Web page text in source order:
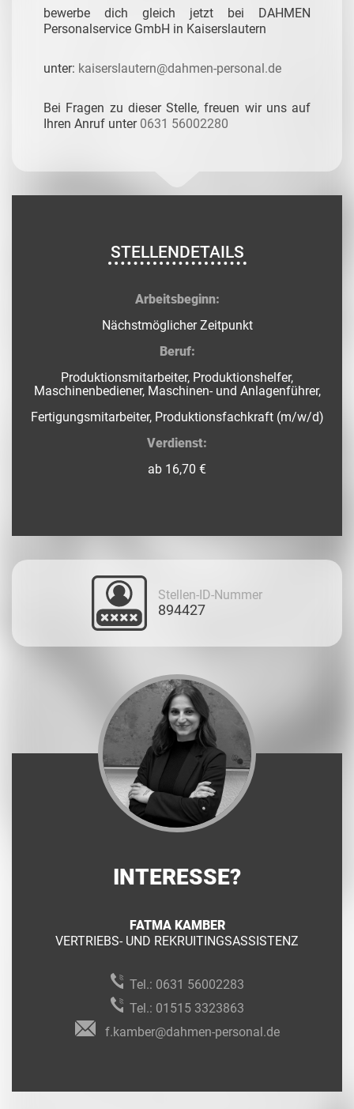
bewerbe dich gleich jetzt bei DAHMEN
Personalservice GmbH in Kaiserslautern
unter: kaiserslautern@dahmen-personal.de
Bei Fragen zu dieser Stelle, freuen wir uns auf
Ihren Anruf unter 0631 56002280
STELLENDETAILS
Arbeitsbeginn:
Nächstmöglicher Zeitpunkt
Beruf:
Produktionsmitarbeiter, Produktionshelfer,
Maschinenbediener, Maschinen- und Anlagenführer,
Fertigungsmitarbeiter, Produktionsfachkraft (m/w/d)
Verdienst:
ab 16,70 €
Stellen-ID-Nummer
894427
INTERESSE?
FATMA KAMBER
VERTRIEBS- UND REKRUITINGSASSISTENZ
Tel.: 0631 56002283
Tel.: 01515 3323863
f.kamber@dahmen-personal.de